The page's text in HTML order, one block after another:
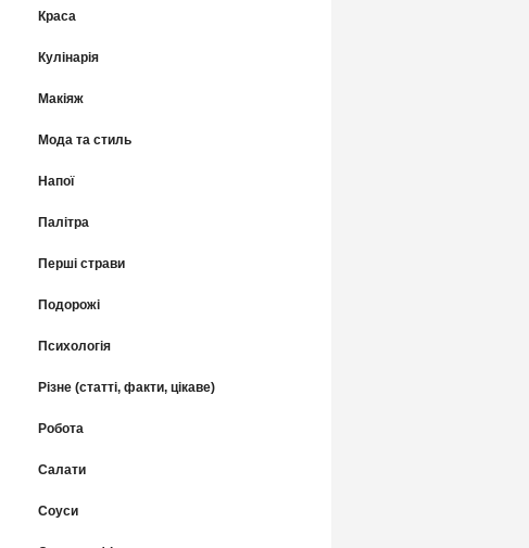
Краса
Кулінарія
Макіяж
Мода та стиль
Напої
Палітра
Перші страви
Подорожі
Психологія
Різне (статті, факти, цікаве)
Робота
Салати
Соуси